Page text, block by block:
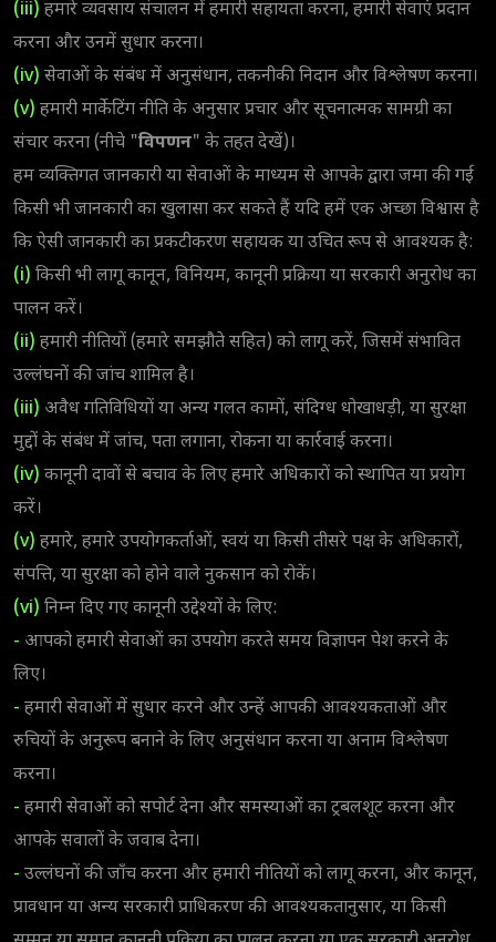
(iii) हमारे व्यवसाय संचालन में हमारी सहायता करना, हमारी सेवाएं प्रदान
करना और उनमें सुधार करना।
(iv) सेवाओं के संबंध में अनुसंधान, तकनीकी निदान और विश्लेषण करना।
(v) हमारी मार्केटिंग नीति के अनुसार प्रचार और सूचनात्मक सामग्री का
संचार करना (नीचे "विपणन" के तहत देखें)।
हम व्यक्तिगत जानकारी या सेवाओं के माध्यम से आपके द्वारा जमा की गई
किसी भी जानकारी का खुलासा कर सकते हैं यदि हमें एक अच्छा विश्वास है
कि ऐसी जानकारी का प्रकटीकरण सहायक या उचित रूप से आवश्यक है:
(i) किसी भी लागू कानून, विनियम, कानूनी प्रक्रिया या सरकारी अनुरोध का
पालन करें।
(ii) हमारी नीतियों (हमारे समझौते सहित) को लागू करें, जिसमें संभावित
उल्लंघनों की जांच शामिल है।
(iii) अवैध गतिविधियों या अन्य गलत कामों, संदिग्ध धोखाधड़ी, या सुरक्षा
मुद्दों के संबंध में जांच, पता लगाना, रोकना या कार्रवाई करना।
(iv) कानूनी दावों से बचाव के लिए हमारे अधिकारों को स्थापित या प्रयोग
करें।
(v) हमारे, हमारे उपयोगकर्ताओं, स्वयं या किसी तीसरे पक्ष के अधिकारों,
संपत्ति, या सुरक्षा को होने वाले नुकसान को रोकें।
(vi) निम्न दिए गए कानूनी उद्देश्यों के लिए:
- आपको हमारी सेवाओं का उपयोग करते समय विज्ञापन पेश करने के
लिए।
- हमारी सेवाओं में सुधार करने और उन्हें आपकी आवश्यकताओं और
रुचियों के अनुरूप बनाने के लिए अनुसंधान करना या अनाम विश्लेषण
करना।
- हमारी सेवाओं को सपोर्ट देना और समस्याओं का ट्रबलशूट करना और
आपके सवालों के जवाब देना।
- उल्लंघनों की जाँच करना और हमारी नीतियों को लागू करना, और कानून,
प्रावधान या अन्य सरकारी प्राधिकरण की आवश्यकतानुसार, या किसी